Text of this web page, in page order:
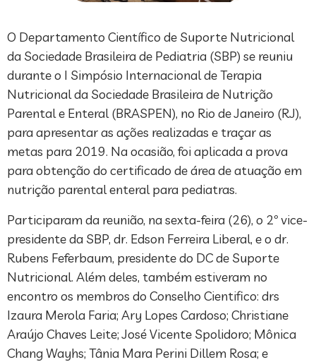
O Departamento Científico de Suporte Nutricional
da Sociedade Brasileira de Pediatria (SBP) se reuniu
durante o I Simpósio Internacional de Terapia
Nutricional da Sociedade Brasileira de Nutrição
Parental e Enteral (BRASPEN), no Rio de Janeiro (RJ),
para apresentar as ações realizadas e traçar as
metas para 2019. Na ocasião, foi aplicada a prova
para obtenção do certificado de área de atuação em
nutrição parental enteral para pediatras.
Participaram da reunião, na sexta-feira (26), o 2º vice-
presidente da SBP, dr. Edson Ferreira Liberal, e o dr.
Rubens Feferbaum, presidente do DC de Suporte
Nutricional. Além deles, também estiveram no
encontro os membros do Conselho Cientifico: drs
Izaura Merola Faria; Ary Lopes Cardoso; Christiane
Araújo Chaves Leite; José Vicente Spolidoro; Mônica
Chang Wayhs; Tânia Mara Perini Dillem Rosa; e